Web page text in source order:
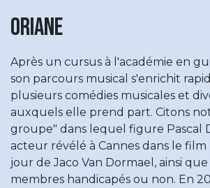
Oriane
Après un cursus à l'académie en
son parcours musical s'enrichit
plusieurs comédies musicales et
auxquels elle prend part. Citons
groupe" dans lequel figure Pascal
acteur révélé à Cannes dans le film
jour de Jaco Van Dormael, ainsi
membres handicapés ou non. En